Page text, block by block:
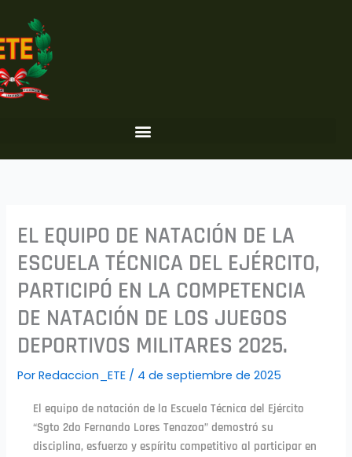
contenido
EL EQUIPO DE NATACIÓN DE LA
ESCUELA TÉCNICA DEL EJÉRCITO,
PARTICIPÓ EN LA COMPETENCIA
DE NATACIÓN DE LOS JUEGOS
DEPORTIVOS MILITARES 2025.
PorRedaccion_ETE / 4 de septiembre de 2025
El equipo de natación de la Escuela Técnica del Ejército
“Sgto 2do Fernando Lores Tenazoa” demostró su
disciplina, esfuerzo y espíritu competitivo al participar en